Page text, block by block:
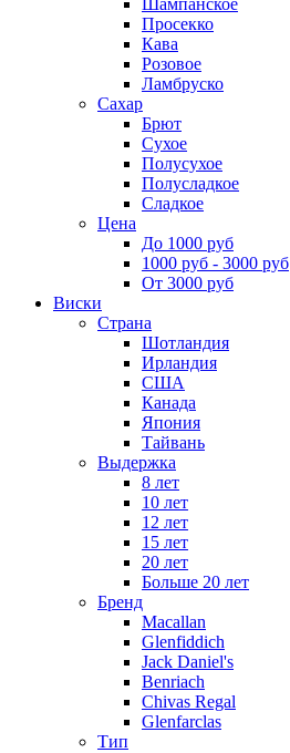
Просекко
Кава
Розовое
Ламбруско
Сахар
Брют
Сухое
Полусухое
Полусладкое
Сладкое
Цена
До 1000 руб
1000 руб - 3000 руб
От 3000 руб
Виски
Страна
Шотландия
Ирландия
США
Канада
Япония
Тайвань
Выдержка
8 лет
10 лет
12 лет
15 лет
20 лет
Больше 20 лет
Бренд
Macallan
Glenfiddich
Jack Daniel's
Benriach
Chivas Regal
Glenfarclas
Тип